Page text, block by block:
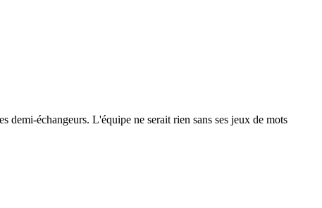
échangeurs. L'équipe ne serait rien sans ses jeux de mots